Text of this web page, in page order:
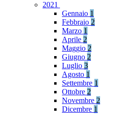
2021
Gennaio 1
Febbraio 2
Marzo 1
Aprile 2
Maggio 2
Giugno 2
Luglio 3
Agosto 1
Settembre 1
Ottobre 2
Novembre 2
Dicembre 1